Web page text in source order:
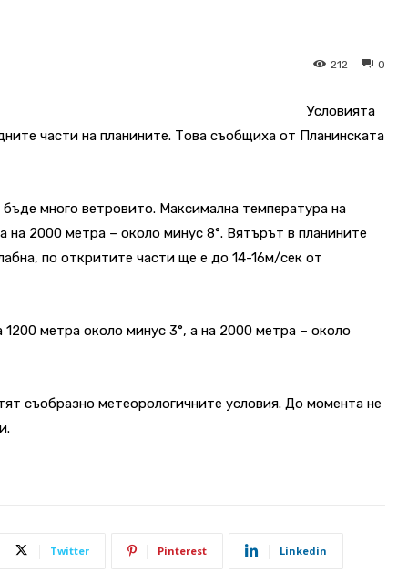
0
212
Условията
части на планините. Това съобщиха от Планинската
много ветровито. Максимална температура на
на 2000 метра – около минус 8°. Вятърът в планините
по откритите части ще е до 14-16м/сек от
метра около минус 3°, а на 2000 метра – около
съобразно метеорологичните условия. До момента не
Twitter Pinterest Linkedin